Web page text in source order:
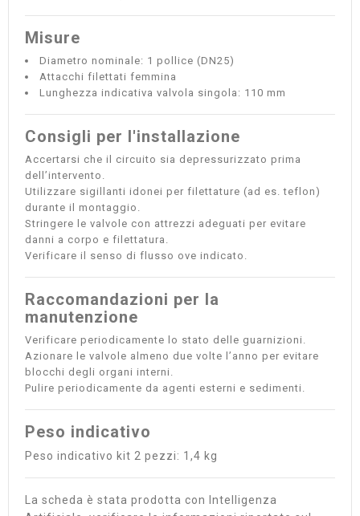
Misure
Diametro nominale: 1 pollice (DN25)
Attacchi filettati femmina
Lunghezza indicativa valvola singola: 110 mm
Consigli per l'installazione
Accertarsi che il circuito sia depressurizzato prima
dell’intervento.
Utilizzare sigillanti idonei per filettature (ad es. teflon)
durante il montaggio.
Stringere le valvole con attrezzi adeguati per evitare
danni a corpo e filettatura.
Verificare il senso di flusso ove indicato.
Raccomandazioni per la
manutenzione
Verificare periodicamente lo stato delle guarnizioni.
Azionare le valvole almeno due volte l’anno per evitare
blocchi degli organi interni.
Pulire periodicamente da agenti esterni e sedimenti.
Peso indicativo
Peso indicativo kit 2 pezzi: 1,4 kg
La scheda è stata prodotta con Intelligenza